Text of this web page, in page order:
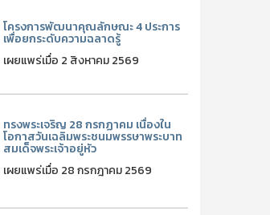
โครงการพัฒนาคุณลักษณะ 4 ประการ
เพื่อยกระดับความฉลาดรู้
เผยแพร่เมื่อ 2 สิงหาคม 2569
ทรงพระเจริญ 28 กรกฏาคม เนื่องใน
โอกาสวันเฉลิมพระชนมพรรษาพระบาท
สมเด็จพระเจ้าอยู่หัว
เผยแพร่เมื่อ 28 กรกฎาคม 2569